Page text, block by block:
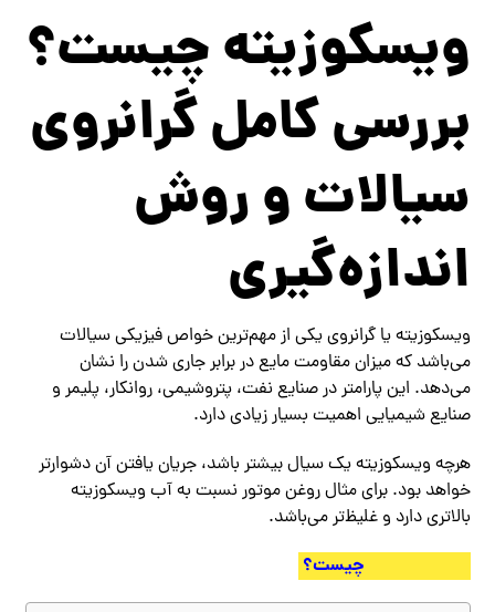
ویسکوزیته چیست؟
بررسی کامل گرانروی
سیالات و روش
اندازه‌گیری
ویسکوزیته یا گرانروی یکی از مهم‌ترین خواص فیزیکی سیالات
می‌باشد که میزان مقاومت مایع در برابر جاری شدن را نشان
می‌دهد. این پارامتر در صنایع نفت، پتروشیمی، روانکار، پلیمر و
صنایع شیمیایی اهمیت بسیار زیادی دارد.
هرچه ویسکوزیته یک سیال بیشتر باشد، جریان یافتن آن دشوارتر
خواهد بود. برای مثال روغن موتور نسبت به آب ویسکوزیته
بالاتری دارد و غلیظ‌تر می‌باشد.